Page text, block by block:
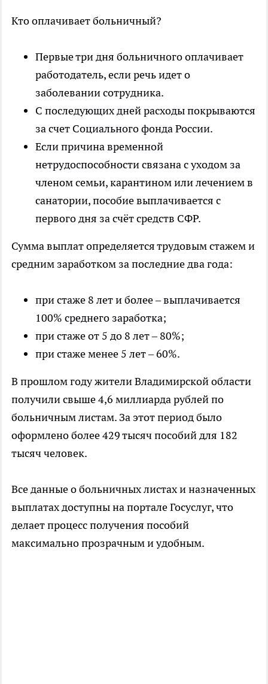
Кто оплачивает больничный?
Первые три дня больничного оплачивает
работодатель, если речь идет о
заболевании сотрудника.
С последующих дней расходы покрываются
за счет Социального фонда России.
Если причина временной
нетрудоспособности связана с уходом за
членом семьи, карантином или лечением в
санатории, пособие выплачивается с
первого дня за счёт средств СФР.
Сумма выплат определяется трудовым стажем и
средним заработком за последние два года:
при стаже 8 лет и более – выплачивается
100% среднего заработка;
при стаже от 5 до 8 лет – 80%;
при стаже менее 5 лет – 60%.
В прошлом году жители Владимирской области
получили свыше 4,6 миллиарда рублей по
больничным листам. За этот период было
оформлено более 429 тысяч пособий для 182
тысяч человек.
Все данные о больничных листах и назначенных
выплатах доступны на портале Госуслуг, что
делает процесс получения пособий
максимально прозрачным и удобным.